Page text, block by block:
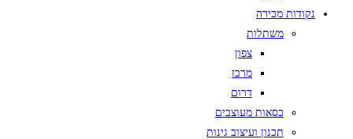
נקודות מכירה
משתלות
צפון
מרכז
דרום
כסאות מעוצבים
תכנון ועיצוב גינות